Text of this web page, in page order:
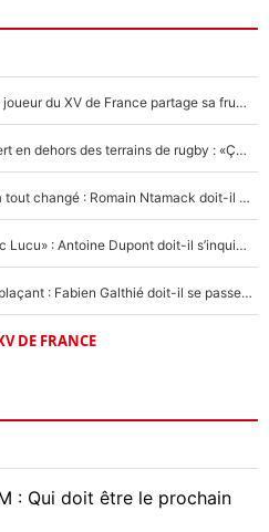
Mis de côté par Fabien Galthié, un joueur du XV de France partage sa frustration : «ils ne me l’ont pas dit tout de suite»
La raison d'être de Matthieu Jalibert en dehors des terrains de rugby : «Ça m'atteint autant que si tu touches à un membre de ma famille»
XV de France - Matthieu Jalibert a tout changé : Romain Ntamack doit-il s’inquiéter pour sa place à un an de la Coupe du monde ?
«Le XV de France est meilleur avec Lucu» : Antoine Dupont doit-il s’inquiéter pour sa place ?
Le XV de France a trouvé son remplaçant : Fabien Galthié doit-il se passer d'Antoine Dupont ?
DE FRANCE
: Qui doit être le prochain